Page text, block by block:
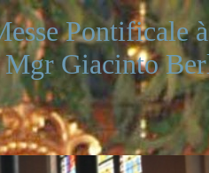
Pontificale
Giacinto